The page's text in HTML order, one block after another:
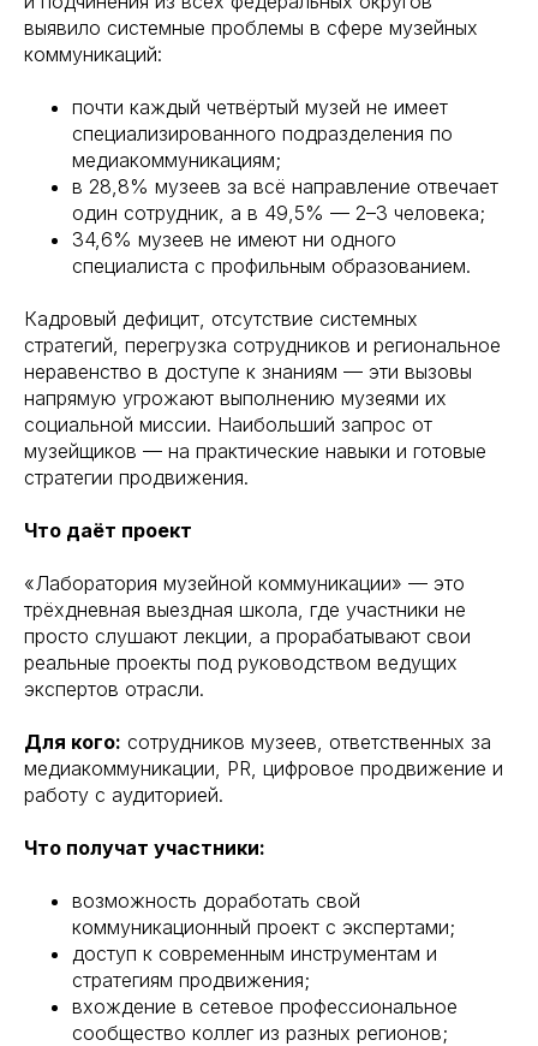
выявило системные проблемы в сфере музейных
коммуникаций:
почти каждый четвёртый музей не имеет
специализированного подразделения по
медиакоммуникациям;
в 28,8% музеев за всё направление отвечает
один сотрудник, а в 49,5% — 2–3 человека;
34,6% музеев не имеют ни одного
специалиста с профильным образованием.
Кадровый дефицит, отсутствие системных
стратегий, перегрузка сотрудников и региональное
неравенство в доступе к знаниям — эти вызовы
напрямую угрожают выполнению музеями их
социальной миссии. Наибольший запрос от
музейщиков — на практические навыки и готовые
стратегии продвижения.
Что даёт проект
«Лаборатория музейной коммуникации» — это
трёхдневная выездная школа, где участники не
просто слушают лекции, а прорабатывают свои
реальные проекты под руководством ведущих
экспертов отрасли.
Для кого: сотрудников музеев, ответственных за
медиакоммуникации, PR, цифровое продвижение и
работу с аудиторией.
Что получат участники:
возможность доработать свой
коммуникационный проект с экспертами;
доступ к современным инструментам и
стратегиям продвижения;
вхождение в сетевое профессиональное
сообщество коллег из разных регионов;